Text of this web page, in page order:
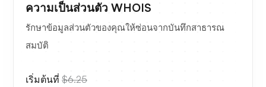
ความเป็นส่วนตัว WHOIS
รักษาข้อมูลส่วนตัวของคุณให้ซ่อนจากบันทึกสาธารณ
สมบัติ
เริ่มต้นที่ $6.25